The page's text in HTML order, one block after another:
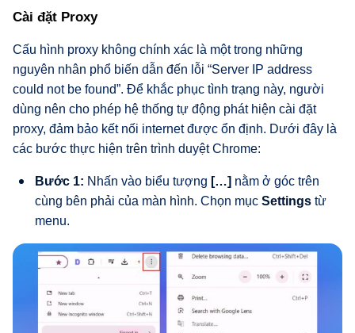
Cài đặt Proxy
Cấu hình proxy không chính xác là một trong những
nguyên nhân phổ biến dẫn đến lỗi “Server IP address
could not be found”. Để khắc phục tình trạng này, người
dùng nên cho phép hệ thống tự động phát hiện cài đặt
proxy, đảm bảo kết nối internet được ổn định. Dưới đây là
các bước thực hiện trên trình duyệt Chrome:
Bước 1: Nhấn vào biểu tượng […] nằm ở góc trên
cùng bên phải của màn hình. Chọn mục Settings từ
menu.